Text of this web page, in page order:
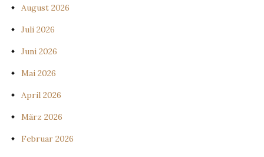
August 2026
Juli 2026
Juni 2026
Mai 2026
April 2026
März 2026
Februar 2026